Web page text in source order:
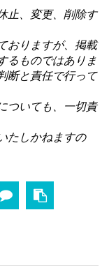
止、変更、削除す
おりますが、掲載
るものではありま
断と責任で行って
ついても、一切責
たしかねますの